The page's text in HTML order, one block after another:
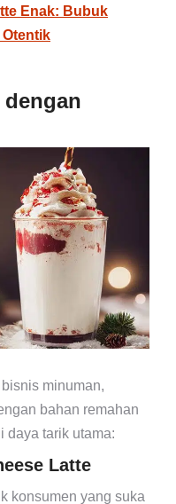
Enak: Bubuk
Otentik
minuman,
bahan remahan
daya tarik utama:
Latte
konsumen yang suka